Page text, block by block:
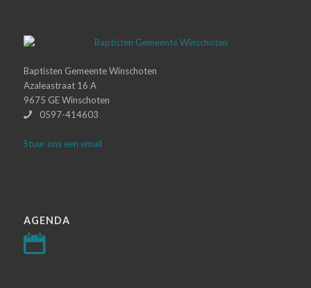
Baptisten Gemeente Winschoten
Azaleastraat 16 A
9675 GE Winschoten
0597-414603
Stuur ons een email
AGENDA